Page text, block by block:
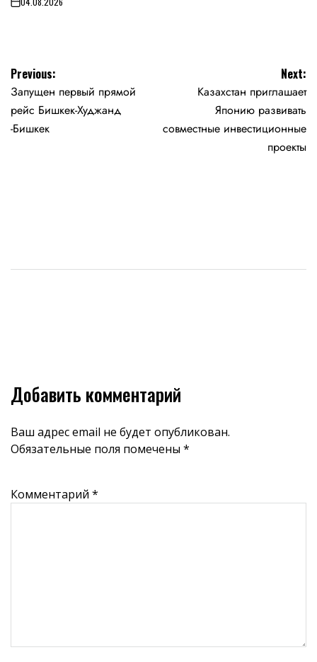
on
Навигация
по
записям
Previous:
Запущен первый прямой
рейс Бишкек-Худжанд
-Бишкек
Next:
Казахстан приглашает
Японию развивать
совместные инвестиционные
проекты
Добавить комментарий
Ваш адрес email не будет опубликован.
Обязательные поля помечены *
Комментарий *